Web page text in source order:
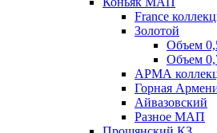
France
Золотой
Объем
Объем
АРМА
Горная
Айвазовский
Разное МАП